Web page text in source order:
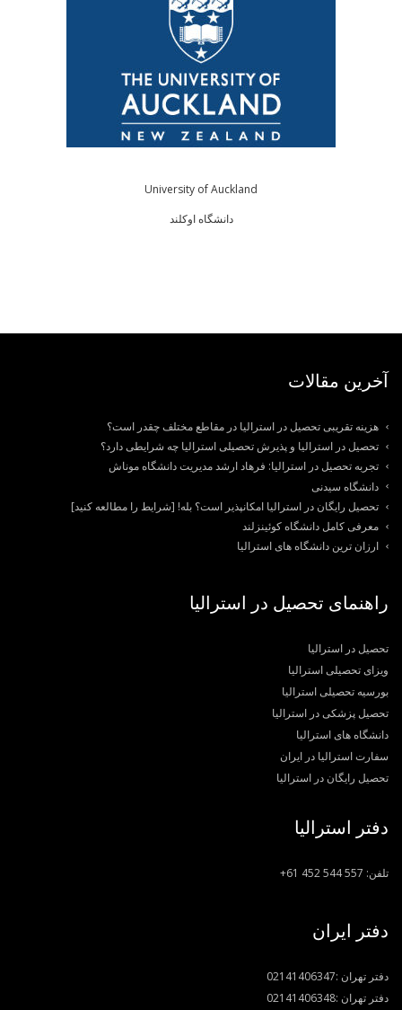
University of Auckland
دانشگاه اوکلند
آخرین مقالات
هزینه تقریبی تحصیل در استرالیا در مقاطع مختلف چقدر است؟
تحصیل در استرالیا و پذیرش تحصیلی استرالیا چه شرایطی دارد؟
تجربه تحصیل در استرالیا: فرهاد ارشد مدیریت دانشگاه موناش
دانشگاه سیدنی
تحصیل رایگان در استرالیا امکانپذیر است؟ بله! [شرایط را مطالعه کنید]
معرفی کامل دانشگاه کوئینزلند
ارزان ترین دانشگاه های استرالیا
راهنمای تحصیل در استرالیا
تحصیل در استرالیا
ویزای تحصیلی استرالیا
بورسیه تحصیلی استرالیا
تحصیل پزشکی در استرالیا
دانشگاه های استرالیا
سفارت استرالیا در ایران
تحصیل رایگان در استرالیا
دفتر استرالیا
تلفن: +61 452 544 557
دفتر ایران
دفتر تهران :02141406347
دفتر تهران :02141406348